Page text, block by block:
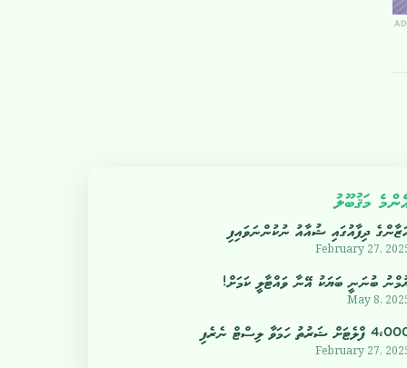
މަޤުބޫލު
ދިފާއުގައި ޝުއާއު ނުކުންނަވައިފި
February 27,
ބުނަނީ ބަޔަކު އޭނާ ވައްޓާލީ ކަމަށް!
May 8,
ފްލެޓަށް ޝަރުތު ހަމަވާ ލިސްޓް ނެރެފި
February 27,